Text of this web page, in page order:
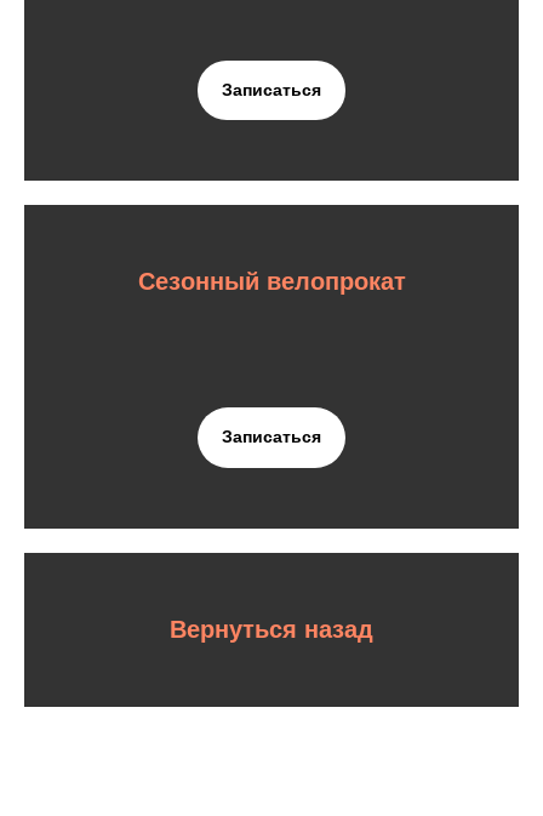
Записаться
Сезонный велопрокат
Записаться
Вернуться назад